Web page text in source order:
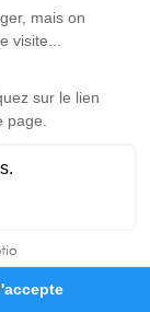
est
hommage